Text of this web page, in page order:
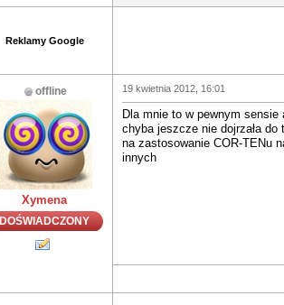
Reklamy Google
offline
Xymena
DOŚWIADCZONY
19 kwietnia 2012, 16:01
Dla mnie to w pewnym
chyba jeszcze nie dojrzała
na zastosowanie COR-TENu
innych